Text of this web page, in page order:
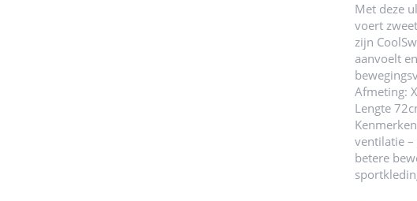
Met deze
voert
zijn
aanvoelt
Afmeting:
Lengte
ventilatie
betere